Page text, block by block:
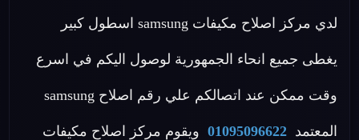
لدي مركز اصلاح مكيفات samsung اسطول كبير
يغطى جميع انحاء الجمهورية لوصول اليكم في اسرع
وقت ممكن عند اتصالكم علي رقم اصلاح samsung
المعتمد 01095096622 ويقوم مركز اصلاح مكيفات